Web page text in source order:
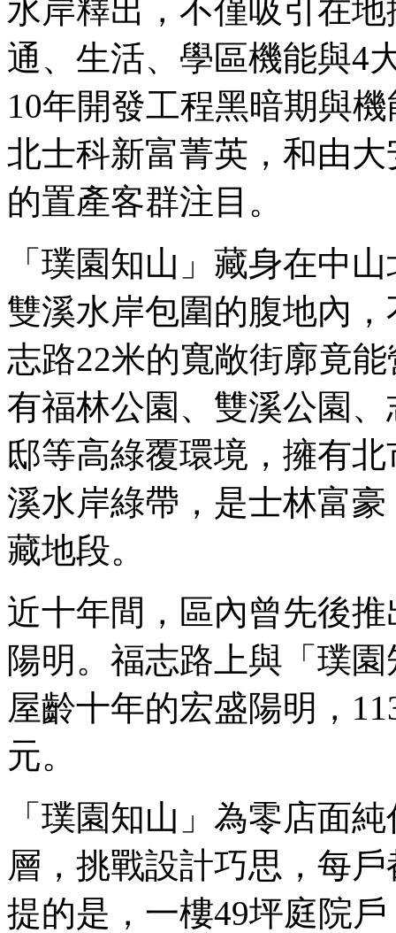
水岸釋出，不僅吸引在
通、生活、學區機能與4
10年開發工程黑暗期與
北士科新富菁英，和由
的置產客群注目。
「璞園知山」藏身在中
雙溪水岸包圍的腹地內
志路22米的寬敞街廓竟
有福林公園、雙溪公園
邸等高綠覆環境，擁有
溪水岸綠帶，是士林富
藏地段。
近十年間，區內曾先後
陽明。福志路上與「璞
屋齡十年的宏盛陽明，
元。
「璞園知山」為零店面
層，挑戰設計巧思，每
提的是，一樓49坪庭院